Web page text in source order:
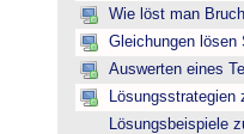
Wie löst man
Gleichungen
Auswerten eines
Lösungsstrategien
Lösungsbeispiele